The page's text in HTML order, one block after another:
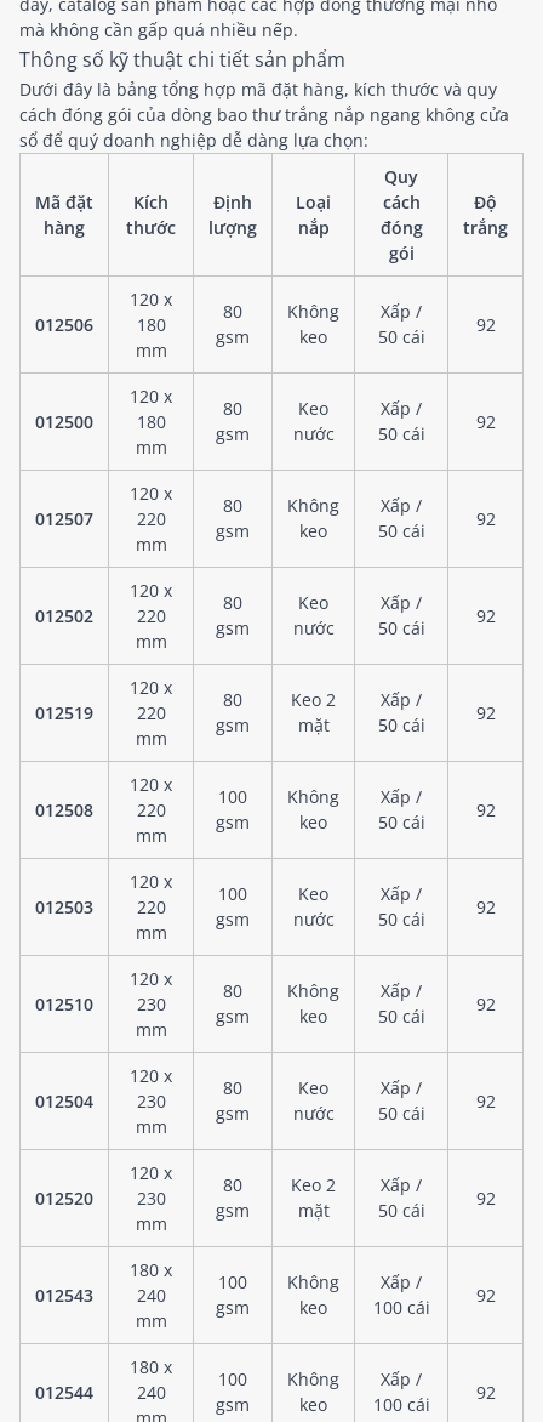
mà không cần gấp quá nhiều nếp.
Thông số kỹ thuật chi tiết sản phẩm
Dưới đây là bảng tổng hợp mã đặt hàng, kích thước và quy
cách đóng gói của dòng bao thư trắng nắp ngang không cửa
sổ để quý doanh nghiệp dễ dàng lựa chọn:
Mã đặt
hàng
Kích
thước
Định
lượng
Loại
nắp
Quy
cách
đóng
gói
Độ
trắng
012506
120 x
180
mm
80
gsm
Không
keo
Xấp /
50 cái
92
012500
120 x
180
mm
80
gsm
Keo
nước
Xấp /
50 cái
92
012507
120 x
220
mm
80
gsm
Không
keo
Xấp /
50 cái
92
012502
120 x
220
mm
80
gsm
Keo
nước
Xấp /
50 cái
92
012519
120 x
220
mm
80
gsm
Keo 2
mặt
Xấp /
50 cái
92
012508
120 x
220
mm
100
gsm
Không
keo
Xấp /
50 cái
92
012503
120 x
220
mm
100
gsm
Keo
nước
Xấp /
50 cái
92
012510
120 x
230
mm
80
gsm
Không
keo
Xấp /
50 cái
92
012504
120 x
230
mm
80
gsm
Keo
nước
Xấp /
50 cái
92
012520
120 x
230
mm
80
gsm
Keo 2
mặt
Xấp /
50 cái
92
012543
180 x
240
mm
100
gsm
Không
keo
Xấp /
100 cái
92
012544
180 x
240
100
gsm
Không
keo
Xấp /
100 cái
92